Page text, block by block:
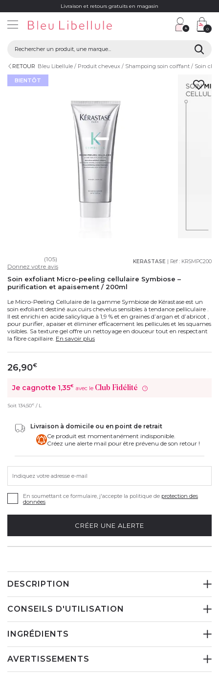
Livraison et retours gratuits en magasin
0
RETOUR Bleu Libellule Produit cheveux Shampoing soin coiffant Soin
BIENTÔT
KERASTASE | Réf : KRSMPC200
(105)
Donnez votre avis
Soin exfoliant Micro-peeling cellulaire Symbiose –
purification et apaisement / 200ml
Le Micro-Peeling Cellulaire de la gamme Symbiose de Kérastase est un
soin exfoliant destiné aux cuirs chevelus sensibles à tendance pelliculaire .
Il est enrichi en acide salicylique à 1,9 % et en graines d’argan et d’abricot ,
pour purifier, apaiser et éliminer efficacement les pellicules et les squames
visibles. Sa texture gel offre un nettoyage en douceur tout en respectant
la fibre capillaire. En savoir plus
26,90€
Je cagnotte 1,35€ avec le Club Fidélité ?
Soit 134,50€ / L
Livraison à domicile ou en point de retrait
Ce produit est momentanément indisponible.
Créez une alerte mail pour être prévenu de son retour !
Indiquez votre adresse e-mail
En soumettant ce formulaire, j'accepte la politique de protection des
données
CRÉER UNE ALERTE
DESCRIPTION
CONSEILS D'UTILISATION
INGRÉDIENTS
AVERTISSEMENTS